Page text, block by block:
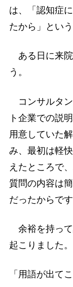
は、「認知症
たから」という
ある日に来院
う。
コンサルタン
ト企業での説
用意していた
み、最初は軽
えたところで
質問の内容は
だったからです
余裕を持って
起こりました。
「用語が出て